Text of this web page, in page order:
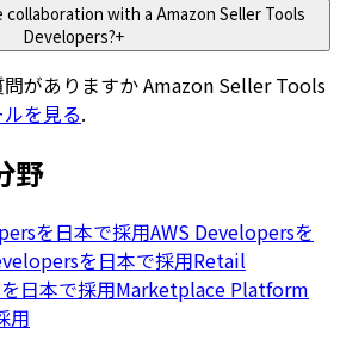
collaboration with a Amazon Seller Tools
Developers?+
がありますかAmazon Seller Tools
を見る.
野
を日本で採用AWS Developersを
を日本で採用Retail
日本で採用Marketplace Platform
用